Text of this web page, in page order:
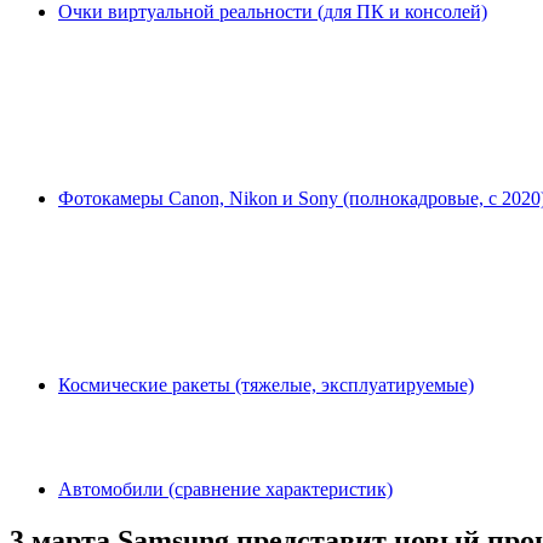
Очки виртуальной реальности (для ПК и консолей)
Фотокамеры Canon, Nikon и Sony (полнокадровые, с
Космические ракеты (тяжелые, эксплуатируемые)
Автомобили (сравнение характеристик)